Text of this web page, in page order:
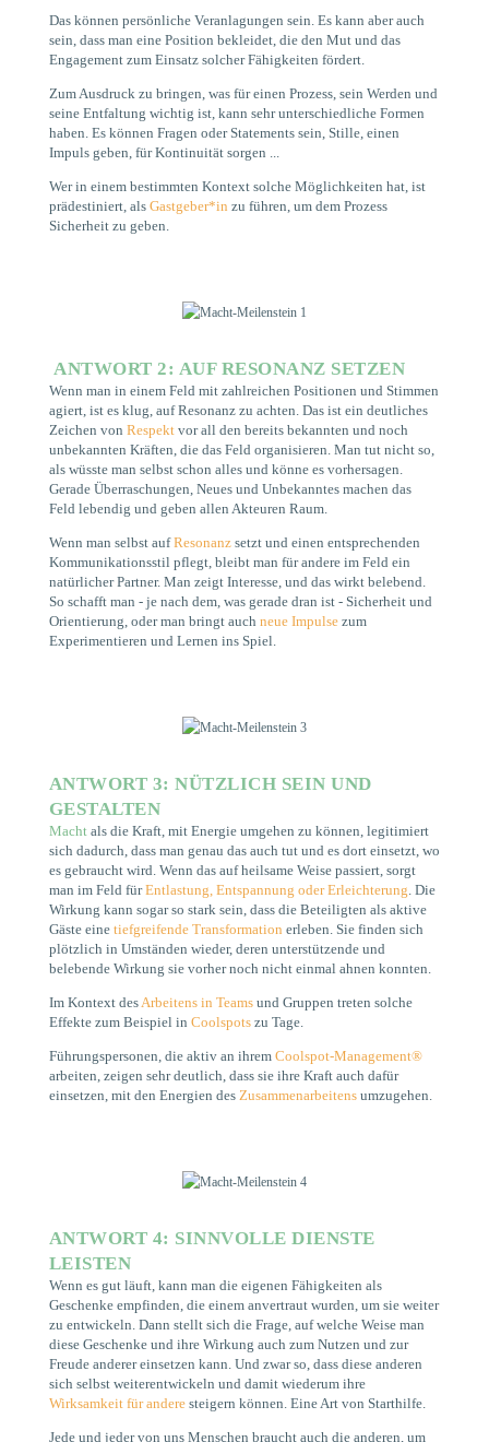
Das können persönliche Veranlagungen sein. Es kann aber auch
sein, dass man eine Position bekleidet, die den Mut und das
Engagement zum Einsatz solcher Fähigkeiten fördert.
Zum Ausdruck zu bringen, was für einen Prozess, sein Werden und
seine Entfaltung wichtig ist, kann sehr unterschiedliche Formen
haben. Es können Fragen oder Statements sein, Stille, einen
Impuls geben, für Kontinuität sorgen ...
Wer in einem bestimmten Kontext solche Möglichkeiten hat, ist
prädestiniert, als Gastgeber*in zu führen, um dem Prozess
Sicherheit zu geben.
ANTWORT 2: AUF RESONANZ SETZEN
Wenn man in einem Feld mit zahlreichen Positionen und Stimmen
agiert, ist es klug, auf Resonanz zu achten. Das ist ein deutliches
Zeichen von Respektvor all den bereits bekannten und noch
unbekannten Kräften, die das Feld organisieren. Man tut nicht so,
als wüsste man selbst schon alles und könne es vorhersagen.
Gerade Überraschungen, Neues und Unbekanntes machen das
Feld lebendig und geben allen Akteuren Raum.
Wenn man selbst aufResonanzsetzt und einen entsprechenden
Kommunikationsstil pflegt, bleibt man für andere im Feld ein
natürlicher Partner. Man zeigt Interesse, und das wirkt belebend.
So schafft man - je nach dem, was gerade dran ist - Sicherheit und
Orientierung, oder man bringt auch neue Impulsezum
Experimentieren und Lernen ins Spiel.
ANTWORT 3: NÜTZLICH SEIN UND
GESTALTEN
Macht als die Kraft, mit Energie umgehen zu können, legitimiert
sich dadurch, dass man genau das auch tut und es dort einsetzt, wo
es gebraucht wird. Wenn das auf heilsame Weise passiert, sorgt
man im Feld fürEntlastung, Entspannung oder Erleichterung . Die
Wirkung kann sogar so stark sein, dass die Beteiligten als aktive
Gäste eine tiefgreifende Transformation erleben. Sie finden sich
plötzlich in Umständen wieder, deren unterstützende und
belebende Wirkung sie vorher noch nicht einmal ahnen konnten.
Im Kontext des Arbeitens in Teamsund Gruppen treten solche
Effekte zum Beispiel in Coolspotszu Tage.
Führungspersonen, die aktiv an ihrem Coolspot-Management®
arbeiten, zeigen sehr deutlich, dass sie ihre Kraft auch dafür
einsetzen, mit den Energien des Zusammenarbeitensumzugehen.
ANTWORT 4: SINNVOLLE DIENSTE
LEISTEN
Wenn es gut läuft, kann man die eigenen Fähigkeiten als
Geschenke empfinden, die einem anvertraut wurden, um sie weiter
zu entwickeln. Dann stellt sich die Frage, auf welche Weise man
diese Geschenke und ihre Wirkung auch zum Nutzen und zur
Freude anderer einsetzen kann. Und zwar so, dass diese anderen
sich selbst weiterentwickeln und damit wiederum ihre
Wirksamkeit für anderesteigern können. Eine Art von Starthilfe.
Jede und jeder von uns Menschen braucht auch die anderen, um